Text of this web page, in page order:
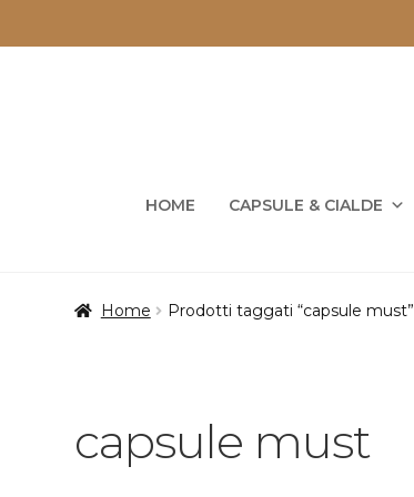
HOME CAPSULE & CIALDE
Home Prodotti taggati “capsule must”
capsule must